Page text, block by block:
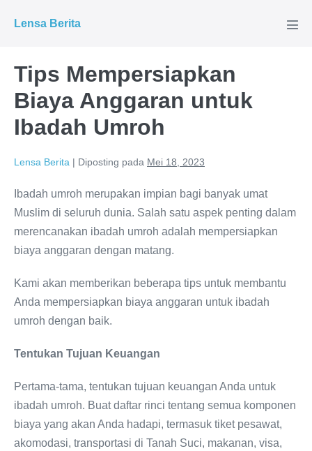
Lensa Berita
Tips Mempersiapkan
Biaya Anggaran untuk
Ibadah Umroh
Lensa Berita | Diposting pada Mei 18, 2023
Ibadah umroh merupakan impian bagi banyak umat
Muslim di seluruh dunia. Salah satu aspek penting dalam
merencanakan ibadah umroh adalah mempersiapkan
biaya anggaran dengan matang.
Kami akan memberikan beberapa tips untuk membantu
Anda mempersiapkan biaya anggaran untuk ibadah
umroh dengan baik.
Tentukan Tujuan Keuangan
Pertama-tama, tentukan tujuan keuangan Anda untuk
ibadah umroh. Buat daftar rinci tentang semua komponen
biaya yang akan Anda hadapi, termasuk tiket pesawat,
akomodasi, transportasi di Tanah Suci, makanan, visa,